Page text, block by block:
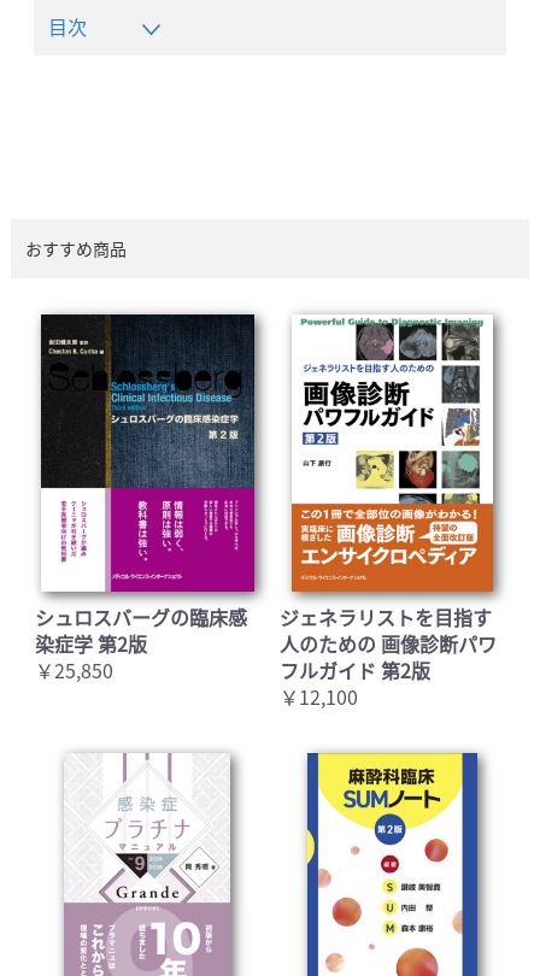
目次
おすすめ商品
シュロスバーグの臨床感
染症学 第2版
￥25,850
ジェネラリストを目指す
人のための 画像診断パワ
フルガイド 第2版
￥12,100